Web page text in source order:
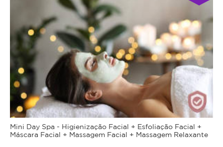
Mini Day Spa - Higienização Facial + Esfoliação Facial +
Máscara Facial + Massagem Facial + Massagem Relaxante